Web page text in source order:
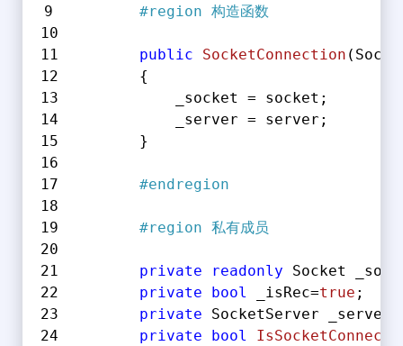
#region 构造函数
public SocketConnection (
        {
            _socket = socket;
            _server = server;
        }
#endregion
#region 私有成员
private readonly Socket
private
bool _isRec=true ;
private SocketServer
private
bool